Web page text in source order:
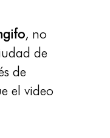
, no
de
de
el video